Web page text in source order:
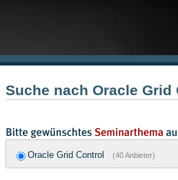
Suche nach Oracle
Oracle Grid Control (40 Anbieter)